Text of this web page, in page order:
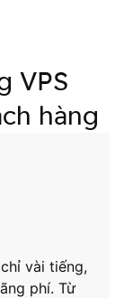
VPS
hàng
vài tiếng,
phí. Từ